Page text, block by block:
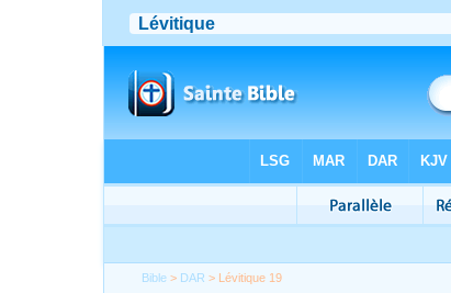
Bible > DAR > Lévitique 19